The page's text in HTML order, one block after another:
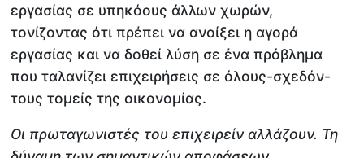
εργασίας σε υπηκόους άλλων χωρών,
τονίζοντας ότι πρέπει να ανοίξει η αγορά
εργασίας και να δοθεί λύση σε ένα πρόβλημα
που ταλανίζει επιχειρήσεις σε όλους-σχεδόν-
τους τομείς της οικονομίας.
Οι πρωταγωνιστές του επιχειρείν αλλάζουν. Τη